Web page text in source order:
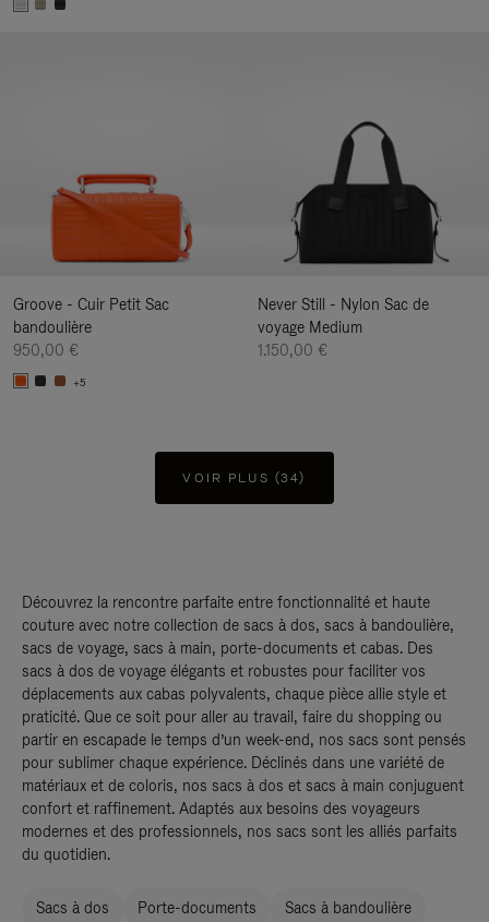
Groove - Cuir Petit Sac
bandoulière
950,00 €
+5
Never Still - Nylon Sac de
voyage Medium
1.150,00 €
VOIR PLUS (34)
Découvrez la rencontre parfaite entre fonctionnalité et haute
couture avec notre collection de sacs à dos, sacs à bandoulière,
sacs de voyage, sacs à main, porte-documents et cabas. Des
sacs à dos de voyage élégants et robustes pour faciliter vos
déplacements aux cabas polyvalents, chaque pièce allie style et
praticité. Que ce soit pour aller au travail, faire du shopping ou
partir en escapade le temps d’un week-end, nos sacs sont pensés
pour sublimer chaque expérience. Déclinés dans une variété de
matériaux et de coloris, nos sacs à dos et sacs à main conjuguent
confort et raffinement. Adaptés aux besoins des voyageurs
modernes et des professionnels, nos sacs sont les alliés parfaits
du quotidien.
Sacs à dos Porte-documents Sacs à bandoulière